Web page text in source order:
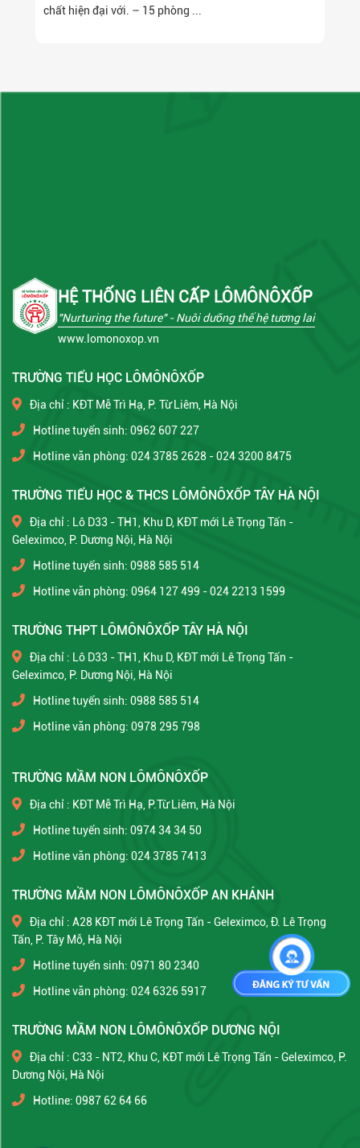
chất hiện đại với. – 15 phòng ...
HỆ THỐNG LIÊN CẤP LÔMÔNÔXỐP
"Nurturing the future"- Nuôi dưỡng thế hệ tương lai
www.lomonoxop.vn
TRƯỜNG TIỂU HỌC LÔMÔNÔXỐP
Địa chỉ : KĐT Mễ Trì Hạ, P. Từ Liêm, Hà Nội
Hotline tuyển sinh: 0962 607 227
Hotline văn phòng: 024 3785 2628 - 024 3200 8475
TRƯỜNG TIỂU HỌC & THCS LÔMÔNÔXỐP TÂY HÀ NỘI
Địa chỉ : Lô D33 - TH1, Khu D, KĐT mới Lê Trọng Tấn -
Geleximco, P. Dương Nội, Hà Nội
Hotline tuyển sinh: 0988 585 514
Hotline văn phòng: 0964 127 499 - 024 2213 1599
TRƯỜNG THPT LÔMÔNÔXỐP TÂY HÀ NỘI
Địa chỉ : Lô D33 - TH1, Khu D, KĐT mới Lê Trọng Tấn -
Geleximco, P. Dương Nội, Hà Nội
Hotline tuyển sinh: 0988 585 514
Hotline văn phòng: 0978 295 798
TRƯỜNG MẦM NON LÔMÔNÔXỐP
Địa chỉ : KĐT Mễ Trì Hạ, P.Từ Liêm, Hà Nội
Hotline tuyển sinh: 0974 34 34 50
Hotline văn phòng: 024 3785 7413
TRƯỜNG MẦM NON LÔMÔNÔXỐP AN KHÁNH
Địa chỉ : A28 KĐT mới Lê Trọng Tấn - Geleximco, Đ. Lê Trọng
Tấn, P. Tây Mỗ, Hà Nội
Hotline tuyển sinh: 0971 80 2340
Hotline văn phòng: 024 6326 5917
TRƯỜNG MẦM NON LÔMÔNÔXỐP DƯƠNG NỘI
Địa chỉ : C33 - NT2, Khu C, KĐT mới Lê Trọng Tấn - Geleximco, P.
Dương Nội, Hà Nội
Hotline: 0987 62 64 66